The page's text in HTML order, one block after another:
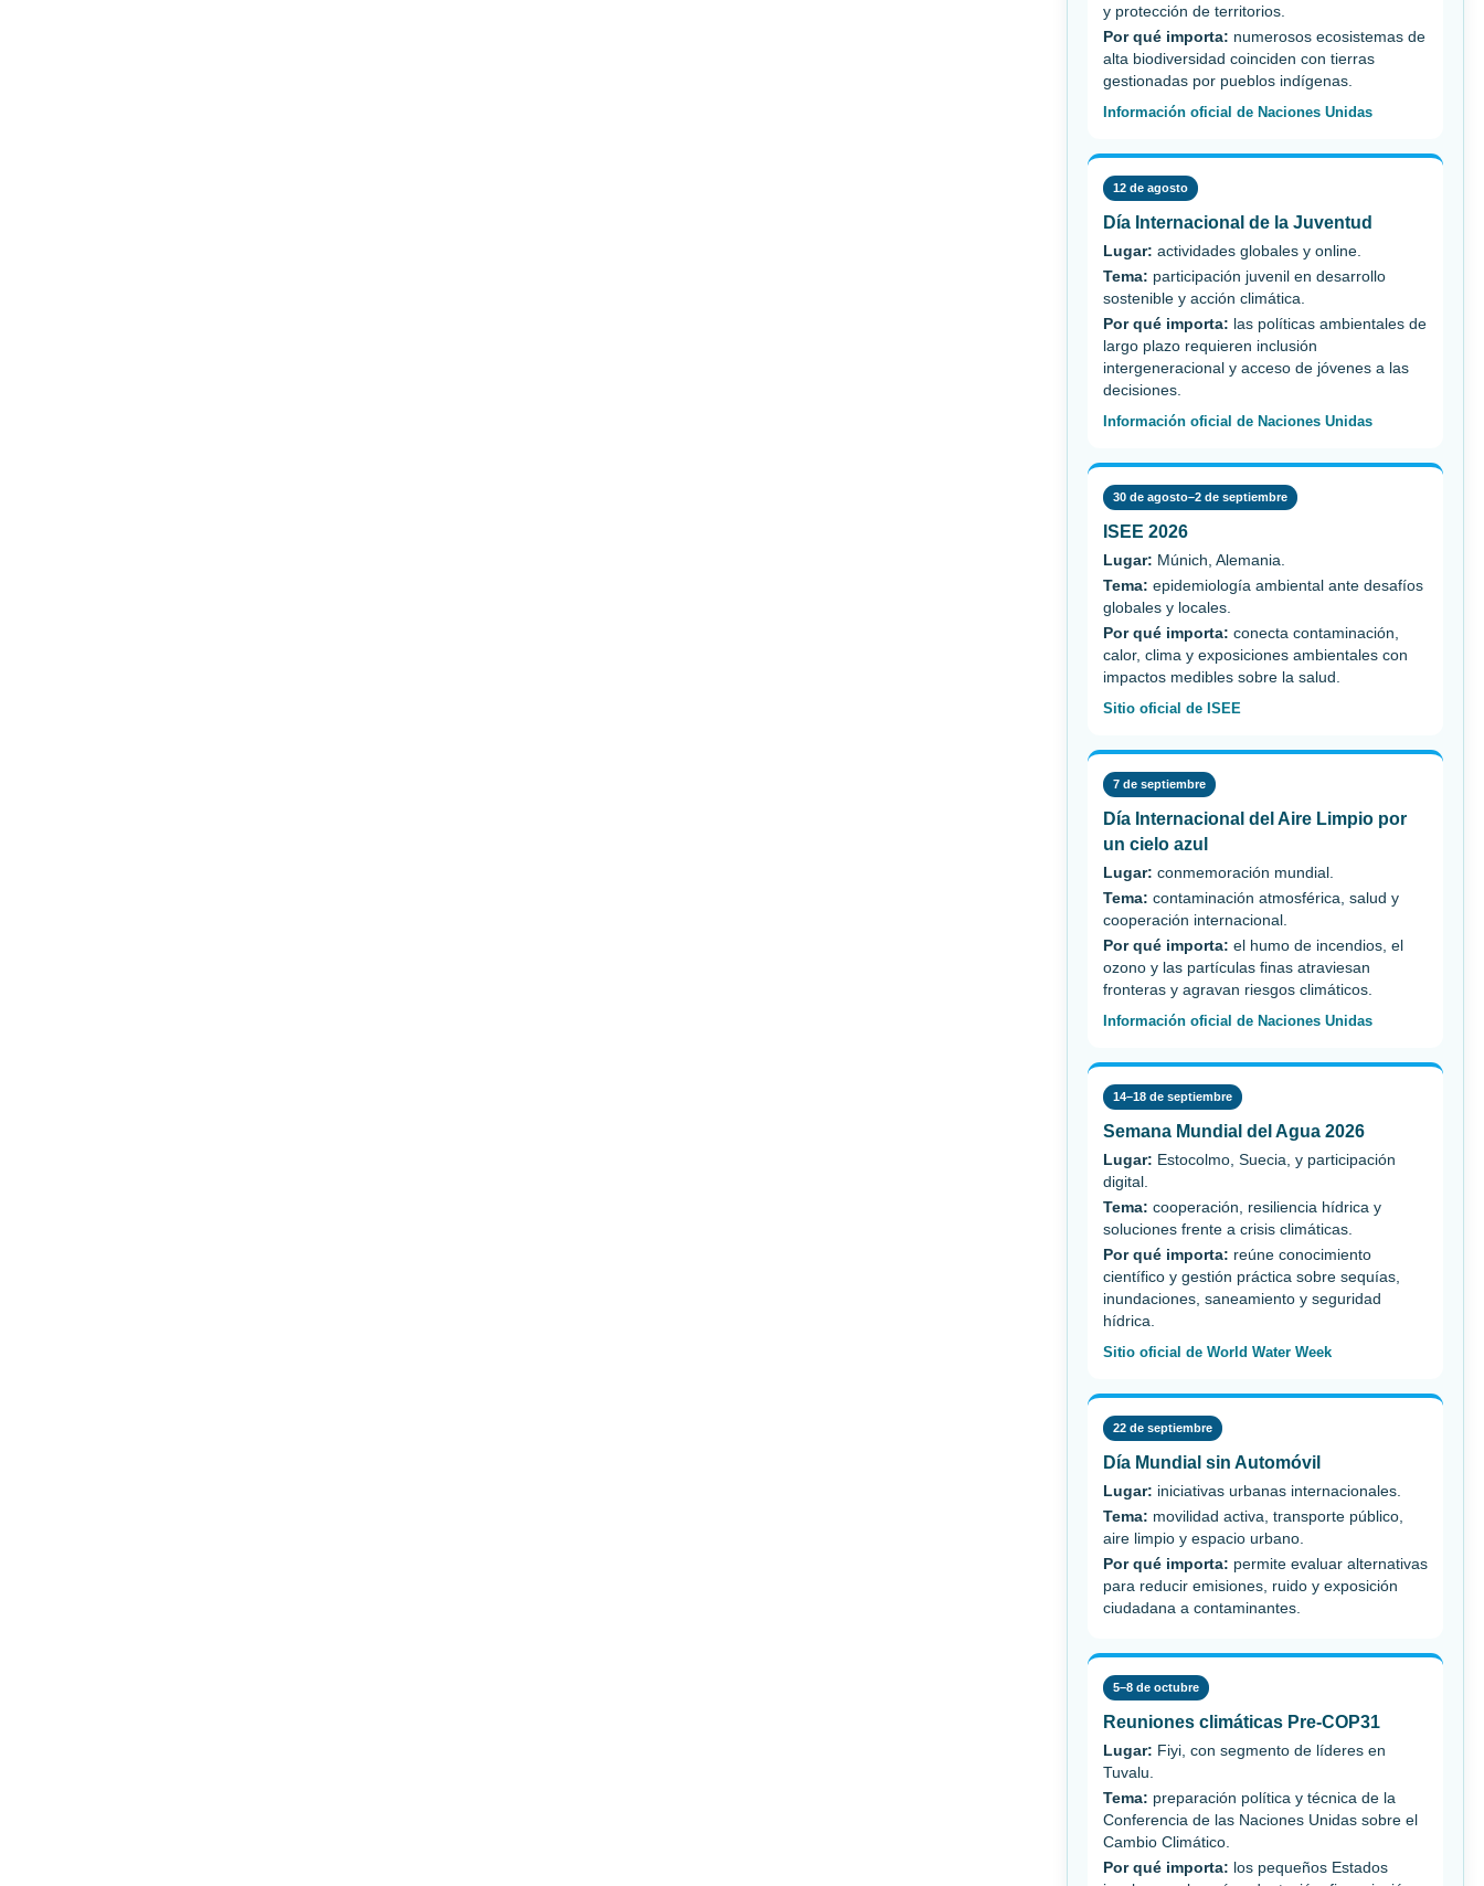
y protección de territorios.
Por qué importa: numerosos ecosistemas de
alta biodiversidad coinciden con tierras
gestionadas por pueblos indígenas.
Información oficial de Naciones Unidas
12 de agosto
Día Internacional de la Juventud
Lugar: actividades globales y online.
Tema: participación juvenil en desarrollo
sostenible y acción climática.
Por qué importa: las políticas ambientales de
largo plazo requieren inclusión
intergeneracional y acceso de jóvenes a las
decisiones.
Información oficial de Naciones Unidas
30 de agosto–2 de septiembre
ISEE 2026
Lugar: Múnich, Alemania.
Tema: epidemiología ambiental ante desafíos
globales y locales.
Por qué importa: conecta contaminación,
calor, clima y exposiciones ambientales con
impactos medibles sobre la salud.
Sitio oficial de ISEE
7 de septiembre
Día Internacional del Aire Limpio por
un cielo azul
Lugar: conmemoración mundial.
Tema: contaminación atmosférica, salud y
cooperación internacional.
Por qué importa: el humo de incendios, el
ozono y las partículas finas atraviesan
fronteras y agravan riesgos climáticos.
Información oficial de Naciones Unidas
14–18 de septiembre
Semana Mundial del Agua 2026
Lugar: Estocolmo, Suecia, y participación
digital.
Tema: cooperación, resiliencia hídrica y
soluciones frente a crisis climáticas.
Por qué importa: reúne conocimiento
científico y gestión práctica sobre sequías,
inundaciones, saneamiento y seguridad
hídrica.
Sitio oficial de World Water Week
22 de septiembre
Día Mundial sin Automóvil
Lugar: iniciativas urbanas internacionales.
Tema: movilidad activa, transporte público,
aire limpio y espacio urbano.
Por qué importa: permite evaluar alternativas
para reducir emisiones, ruido y exposición
ciudadana a contaminantes.
5–8 de octubre
Reuniones climáticas Pre-COP31
Lugar: Fiyi, con segmento de líderes en
Tuvalu.
Tema: preparación política y técnica de la
Conferencia de las Naciones Unidas sobre el
Cambio Climático.
Por qué importa: los pequeños Estados